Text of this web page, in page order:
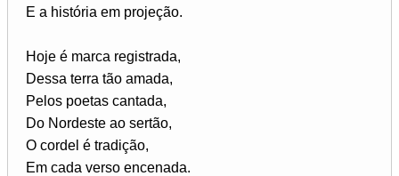
E a história em projeção.
Hoje é marca registrada,
Dessa terra tão amada,
Pelos poetas cantada,
Do Nordeste ao sertão,
O cordel é tradição,
Em cada verso encenada.